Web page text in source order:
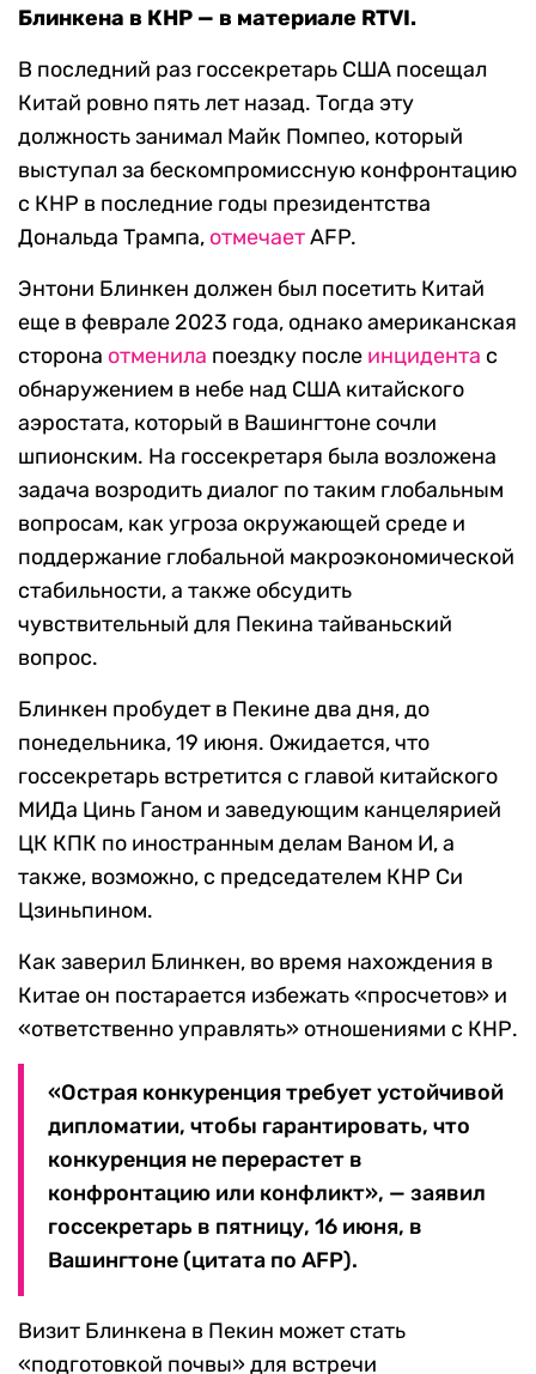
Блинкена в КНР — в материале RTVI.
В последний раз госсекретарь США посещал
Китай ровно пять лет назад. Тогда эту
должность занимал Майк Помпео, который
выступал за бескомпромиссную конфронтацию
с КНР в последние годы президентства
Дональда Трампа, отмечаетAFP.
Энтони Блинкен должен был посетить Китай
еще в феврале 2023 года, однако американская
сторона отменила поездку после инцидента с
обнаружением в небе над США китайского
аэростата, который в Вашингтоне сочли
шпионским. На госсекретаря была возложена
задача возродить диалог по таким глобальным
вопросам, как угроза окружающей среде и
поддержание глобальной макроэкономической
стабильности, а также обсудить
чувствительный для Пекина тайваньский
вопрос.
Блинкен пробудет в Пекине два дня, до
понедельника, 19 июня. Ожидается, что
госсекретарь встретится с главой китайского
МИДа Цинь Ганом и заведующим канцелярией
ЦК КПК по иностранным делам Ваном И, а
также, возможно, с председателем КНР Си
Цзиньпином.
Как заверил Блинкен, во время нахождения в
Китае он постарается избежать «просчетов» и
«ответственно управлять» отношениями с КНР.
«Острая конкуренция требует устойчивой
дипломатии, чтобы гарантировать, что
конкуренция не перерастет в
конфронтацию или конфликт», — заявил
госсекретарь в пятницу, 16 июня, в
Вашингтоне (цитата по AFP).
Визит Блинкена в Пекин может стать
«подготовкой почвы» для встречи